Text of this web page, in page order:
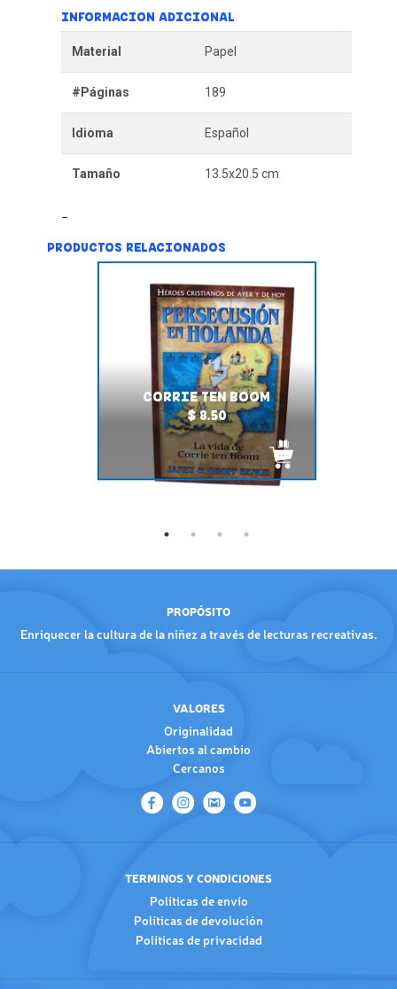
INFORMACION ADICIONAL
Material Papel
#Páginas 189
Idioma Español
Tamaño 13.5x20.5 cm
PRODUCTOS RELACIONADOS
CORRIE TEN BOOM
$ 8.50
PROPÓSITO
Enriquecer la cultura de la niñez a través de lecturas recreativas.
VALORES
Originalidad
Abiertos al cambio
Cercanos
TERMINOS Y CONDICIONES
Políticas de envío
Políticas de devolución
Políticas de privacidad